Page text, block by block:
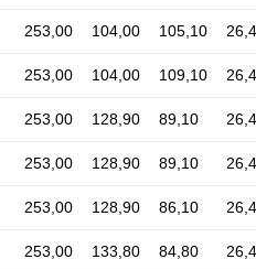
253,00 104,00 105,10
253,00 104,00 109,10
253,00 128,90 89,10
253,00 128,90 89,10
253,00 128,90 86,10
253,00 133,80 84,80